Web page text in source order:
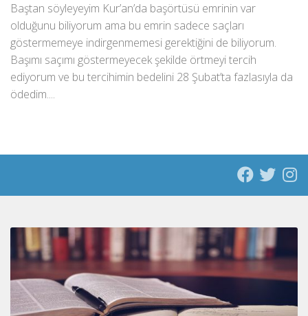
Baştan söyleyeyim Kur’an’da başörtüsü emrinin var
olduğunu biliyorum ama bu emrin sadece saçları
göstermemeye indirgenmemesi gerektiğini de biliyorum.
Başımı saçımı göstermeyecek şekilde örtmeyi tercih
ediyorum ve bu tercihimin bedelini 28 Şubat’ta fazlasıyla da
ödedim....